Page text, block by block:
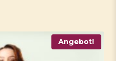
Angebot!